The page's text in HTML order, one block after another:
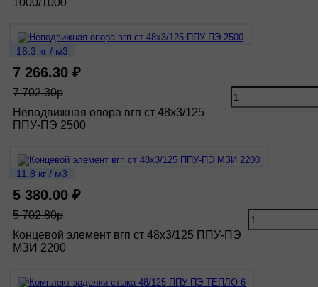
1000/1000
16.3 кг / м3
7 266.30 ₽
7 702.30р
Неподвижная опора вгп ст 48х3/125
ППУ-ПЭ 2500
11.8 кг / м3
5 380.00 ₽
5 702.80р
Концевой элемент вгп ст 48х3/125 ППУ-ПЭ
МЗИ 2200